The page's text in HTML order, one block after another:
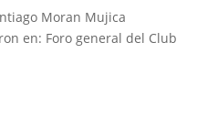
Moran Mujica
en: Foro general del Club